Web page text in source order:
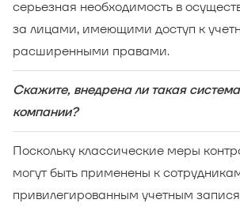
серьезная необходимость в
за лицами, имеющими доступ к
расширенными правами.
Скажите, внедрена ли такая
компании?
Поскольку классические меры
могут быть применены к
привилегированным учетным